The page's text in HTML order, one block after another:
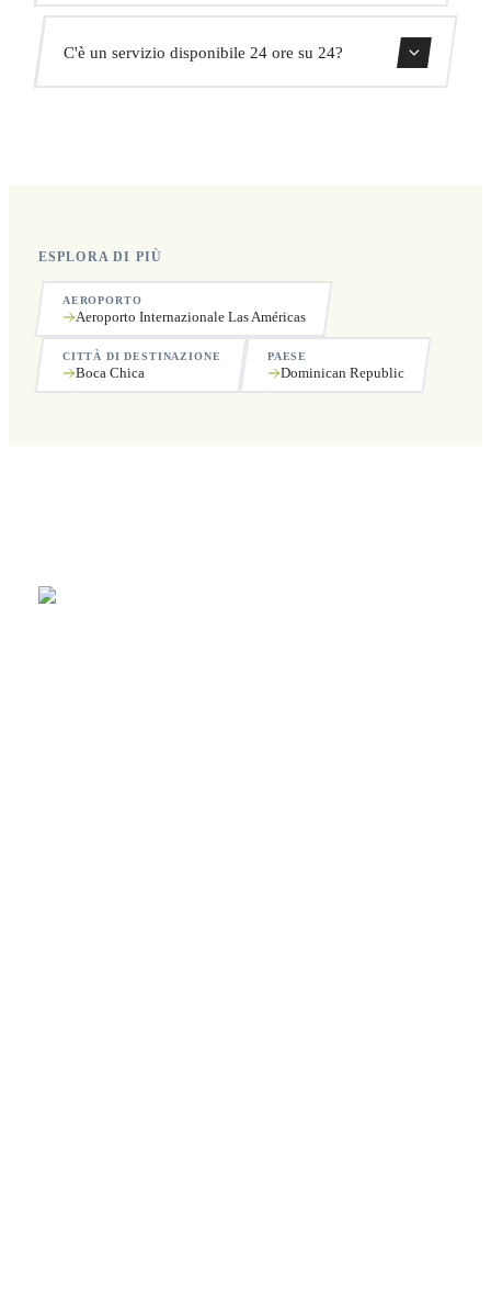
aggiuntivi.
Sì, puoi cancellare gratuitamente fino a 24 ore prima del
ritiro.
C'è un servizio disponibile 24 ore su 24?
ESPLORA DI PIÙ
AEROPORTO
Aeroporto Internazionale Las Américas
CITTÀ DI DESTINAZIONE
Boca Chica
PAESE
Dominican Republic